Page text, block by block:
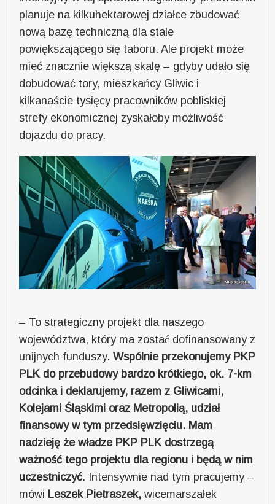
planuje na kilkuhektarowej działce zbudować
nową bazę techniczną dla stale
powiększającego się taboru. Ale projekt może
mieć znacznie większą skalę – gdyby udało się
dobudować tory, mieszkańcy Gliwic i
kilkanaście tysięcy pracowników pobliskiej
strefy ekonomicznej zyskałoby możliwość
dojazdu do pracy.
– To strategiczny projekt dla naszego
województwa, który ma zostać dofinansowany z
unijnych funduszy.Wspólnie przekonujemy PKP
PLK do przebudowy bardzo krótkiego, ok. 7-km
odcinka i deklarujemy, razem z Gliwicami,
Kolejami Śląskimi oraz Metropolią, udział
finansowy w tym przedsięwzięciu. Mam
nadzieję że władze PKP PLK dostrzegą
ważność tego projektu dla regionu i będą w nim
uczestniczyć. Intensywnie nad tym pracujemy –
mówi Leszek Pietraszek, wicemarszałek